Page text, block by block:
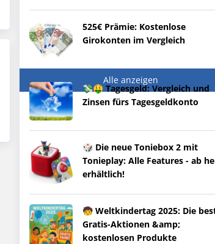
525€ Prämie: Kostenlose
Girokonten im Vergleich
Alle anzeigen
💸🤑 Tagesgeld: Vergleich und
Zinsen fürs Tagesgeldkonto
🎲 Die neue Toniebox 2 mit
Tonieplay: Alle Features - ab
erhältlich!
🧒 Weltkindertag 2025: Die
Gratis-Aktionen &amp;
kostenlosen Produkte